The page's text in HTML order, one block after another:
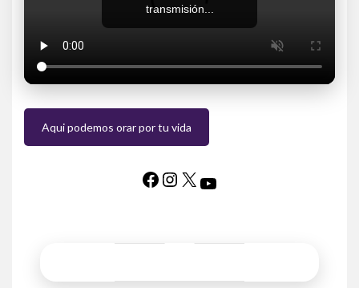
transmisión...
Aqui podemos orar por tu vida